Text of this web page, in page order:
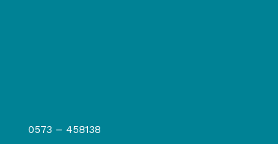
0573 – 458138